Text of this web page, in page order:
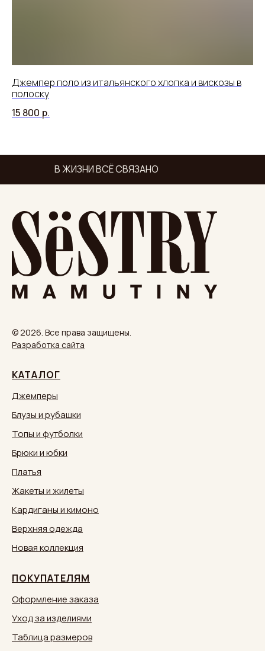
Джемпер поло из итальянского хлопка и вискозы в
полоску
15 800 р.
В ЖИЗНИ ВСЁ СВЯЗАНО
© 2026. Все права защищены.
Разработка сайта
КАТАЛОГ
Джемперы
Блузы и рубашки
Топы и футболки
Брюки и юбки
Платья
Жакеты и жилеты
Кардиганы и кимоно
Верхняя одежда
Новая коллекция
ПОКУПАТЕЛЯМ
Оформление заказа
Уход за изделиями
Таблица размеров